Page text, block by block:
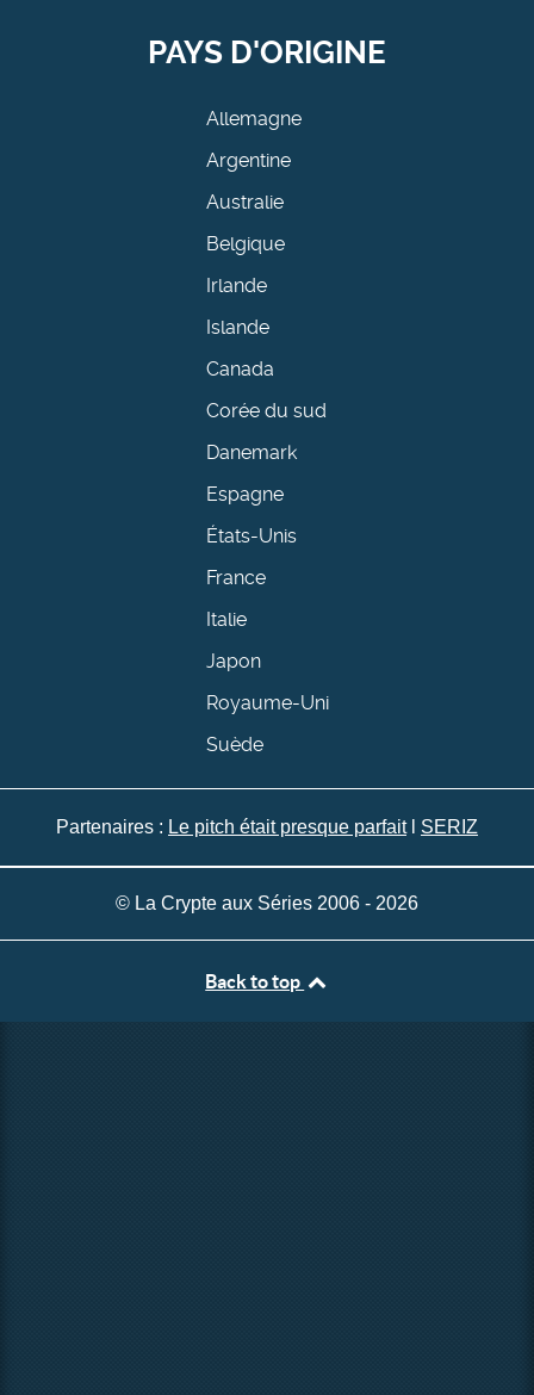
PAYS D'ORIGINE
Allemagne
Argentine
Australie
Belgique
Irlande
Islande
Canada
Corée du sud
Danemark
Espagne
États-Unis
France
Italie
Japon
Royaume-Uni
Suède
Partenaires : Le pitch était presque parfaitl SERIZ
© La Crypte aux Séries 2006 - 2026
Back to top